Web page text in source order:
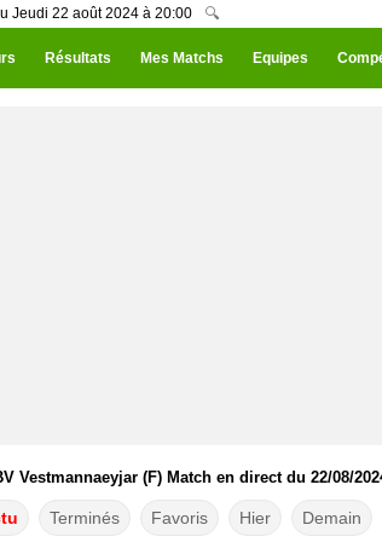
Jeudi 22 août 2024 à 20:00 🔍
Résultats Mes Matchs Equipes
Vestmannaeyjar (F) Match en direct du 22/08/
Terminés Favoris Hier Demain